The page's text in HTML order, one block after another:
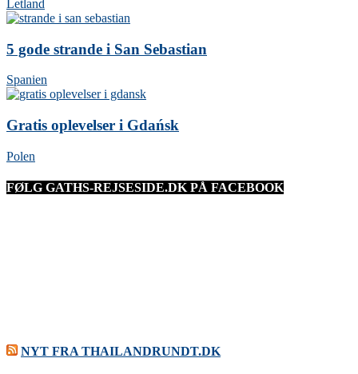
Letland
5 gode strande i San Sebastian
Spanien
Gratis oplevelser i Gdańsk
Polen
FØLG GATHS-REJSESIDE.DK PÅ FACEBOOK
NYT FRA THAILANDRUNDT.DK